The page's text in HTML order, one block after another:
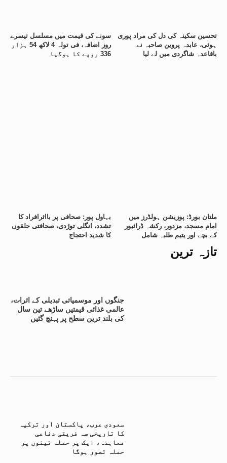
تازہ ترین
جنگوں اور موسمیاتی تبدیلی کے اثرات،
عالمی غذائی قیمتیں ساڑھے تین سال
کی بلند ترین سطح پر پہنچ گئیں
سعودی عرب، پاکستان اور ترکیہ
کا تاریخی سہ فریقی دفاعی
معاہدہ، ایک پر حملہ تینوں پر
حملہ تصور ہوگا
سونے کی قیمت میں مسلسل تیسرے
روز اضافہ، فی تولہ 4 لاکھ 54 ہزار
336 روپے کا ہوگیا
تحسین سکینہ کی دل کی مراد پوری
ہوئی، عابدہ پروین صاحبہ نے
باقاعدہ شاگردی میں لے لیا
بہاول پور: صحافی پر بااثرافراد کا
تشدد، انگلی توڑدی، صحافتی حلقوں
کا شدید احتجاج
ملتان بورڈ: پوزیشن ہولڈرز میں
امام مسجد، مزدور، رکشہ ڈرائیور
کے بچے اور یتیم طلبہ شامل